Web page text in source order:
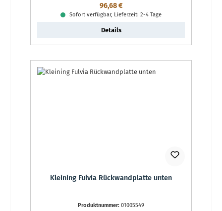
Regulärer Preis:
96,68 €
Sofort verfügbar, Lieferzeit: 2-4 Tage
Details
Kleining Fulvia Rückwandplatte unten
Produktnummer: 01005549